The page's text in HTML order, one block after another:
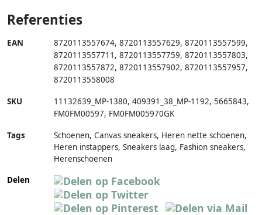
Referenties
EAN 8720113557674, 8720113557629, 8720113557599,
8720113557711 , 8720113557759, 8720113557803,
8720113557872, 8720113557902, 8720113557957,
8720113558008
SKU 11132639_MP-1380, 409391_38_MP-1192, 5665843,
FM0FM00597, FM0FM005970GK
Tags
Schoenen, Canvas sneakers, Heren nette schoenen,
Heren instappers, Sneakers laag, Fashion sneakers,
Herenschoenen
Delen